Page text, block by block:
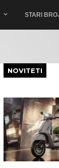
STARI
NOVITETI